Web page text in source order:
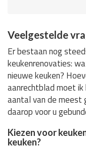
Veelgestelde
Er bestaan nog
keukenrenovaties:
nieuwe keuken?
aanrechtblad moet ik
aantal van de meest
daarop voor u
Kiezen voor
keuken?